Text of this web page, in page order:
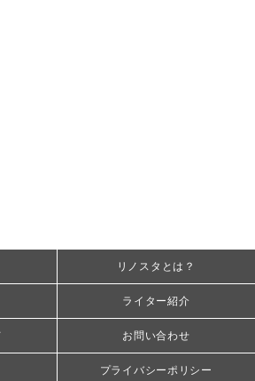
リノスタとは？
ライター紹介
お問い合わせ
プライバシーポリシー